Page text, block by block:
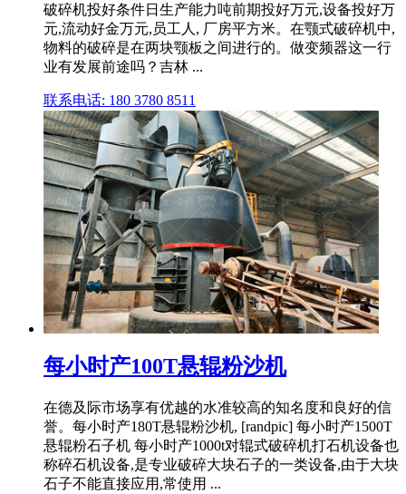
破碎机投好条件日生产能力吨前期投好万元,设备投好万
元,流动好金万元,员工人, 厂房平方米。在颚式破碎机中,
物料的破碎是在两块颚板之间进行的。做变频器这一行
业有发展前途吗？吉林 ...
联系电话: 180 3780 8511
每小时产100T悬辊粉沙机
在德及际市场享有优越的水准较高的知名度和良好的信
誉。每小时产180T悬辊粉沙机, [randpic] 每小时产1500T
悬辊粉石子机 每小时产1000t对辊式破碎机打石机设备也
称碎石机设备,是专业破碎大块石子的一类设备,由于大块
石子不能直接应用,常使用 ...